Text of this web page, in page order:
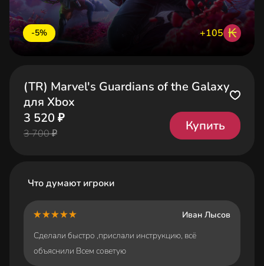
-5% +105 ₭
(TR) Marvel's Guardians of the Galaxy
для Xbox
3 520 ₽
3 700 ₽
Купить
Что думают игроки
Иван Лысов
Сделали быстро ,прислали инструкцию, всё
объяснили Всем советую